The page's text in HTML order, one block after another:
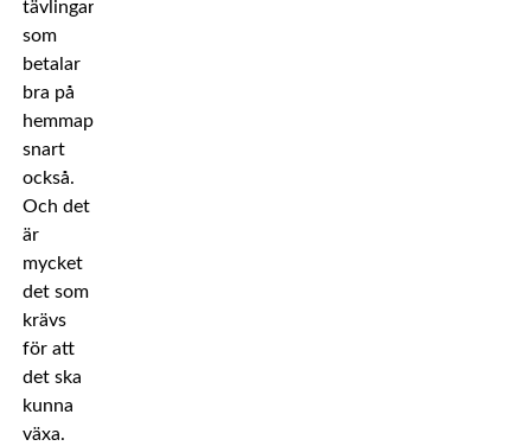
tävlingar
som
betalar
bra på
hemmaplan
snart
också.
Och det
är
mycket
det som
krävs
för att
det ska
kunna
växa.